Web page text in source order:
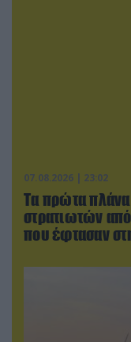
07.08.2026 | 23:02
Τα πρώτα
στρατιωτών
που έφτασαν